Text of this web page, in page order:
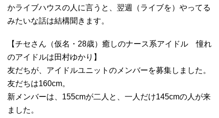
かライブハウスの人に言うと、翌週（ライブを）やってる
みたいな話は結構聞きます。
【チセさん（仮名・28歳）癒しのナース系アイドル 憧れ
のアイドルは田村ゆかり】
友だちが、アイドルユニットのメンバーを募集しました。
友だちは160cm。
新メンバーは、155cmが二人と、一人だけ145cmの人が来
ました。